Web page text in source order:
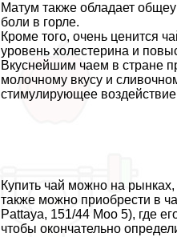
Матум также обладает
боли в горле.
Кроме того, очень ценится
уровень холестерина и
Вкуснейшим чаем в стране
молочному вкусу и
стимулирующее
Купить чай можно на
также можно приобрести в
Pattaya, 151/44 Moo 5), где
чтобы окончательно